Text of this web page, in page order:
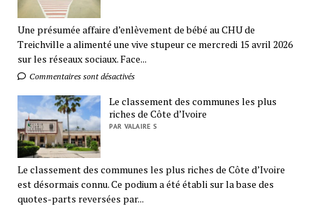
Une présumée affaire d’enlèvement de bébé au CHU de
Treichville a alimenté une vive stupeur ce mercredi 15 avril 2026
sur les réseaux sociaux. Face...
Commentaires sont désactivés
Le classement des communes les plus
riches de Côte d’Ivoire
PAR VALAIRE S
Le classement des communes les plus riches de Côte d’Ivoire
est désormais connu. Ce podium a été établi sur la base des
quotes-parts reversées par...